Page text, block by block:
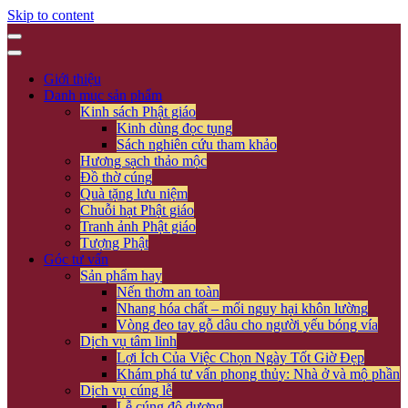
Skip to content
Giới thiệu
Danh mục sản phẩm
Kinh sách Phật giáo
Kinh dùng đọc tụng
Sách nghiên cứu tham khảo
Hương sạch thảo mộc
Đồ thờ cúng
Quà tặng lưu niệm
Chuỗi hạt Phật giáo
Tranh ảnh Phật giáo
Tượng Phật
Góc tư vấn
Sản phẩm hay
Nến thơm an toàn
Nhang hóa chất – mối nguy hại khôn lường
Vòng đeo tay gỗ dâu cho người yếu bóng vía
Dịch vụ tâm linh
Lợi Ích Của Việc Chọn Ngày Tốt Giờ Đẹp
Khám phá tư vấn phong thủy: Nhà ở và mộ phần
Dịch vụ cúng lễ